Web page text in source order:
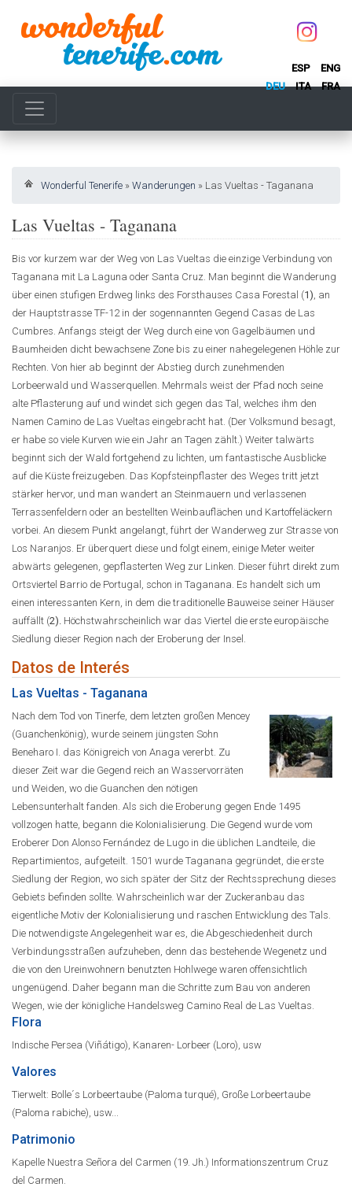
ESP
ENG
DEU
ITA FRA
Wonderful Tenerife » Wanderungen » Las Vueltas - Taganana
Las Vueltas - Taganana
Bis vor kurzem war der Weg von Las Vueltas die einzige Verbindung von
Taganana mit La Laguna oder Santa Cruz. Man beginnt die Wanderung
über einen stufigen Erdweg links des Forsthauses Casa Forestal (1) , an
der Hauptstrasse TF-12 in der sogennannten Gegend Casas de Las
Cumbres. Anfangs steigt der Weg durch eine von Gagelbäumen und
Baumheiden dicht bewachsene Zone bis zu einer nahegelegenen Höhle zur
Rechten. Von hier ab beginnt der Abstieg durch zunehmenden
Lorbeerwald und Wasserquellen. Mehrmals weist der Pfad noch seine
alte Pflasterung auf und windet sich gegen das Tal, welches ihm den
Namen Camino de Las Vueltas eingebracht hat. (Der Volksmund besagt,
er habe so viele Kurven wie ein Jahr an Tagen zählt.) Weiter talwärts
beginnt sich der Wald fortgehend zu lichten, um fantastische Ausblicke
auf die Küste freizugeben. Das Kopfsteinpflaster des Weges tritt jetzt
stärker hervor, und man wandert an Steinmauern und verlassenen
Terrassenfeldern oder an bestellten Weinbauflächen und Kartoffeläckern
vorbei. An diesem Punkt angelangt, führt der Wanderweg zur Strasse von
Los Naranjos. Er überquert diese und folgt einem, einige Meter weiter
abwärts gelegenen, gepflasterten Weg zur Linken. Dieser führt direkt zum
Ortsviertel Barrio de Portugal, schon in Taganana. Es handelt sich um
einen interessanten Kern, in dem die traditionelle Bauweise seiner Häuser
auffällt (2). Höchstwahrscheinlich war das Viertel die erste europäische
Siedlung dieser Region nach der Eroberung der Insel.
Datos de Interés
Las Vueltas - Taganana
Nach dem Tod von Tinerfe, dem letzten großen Mencey
(Guanchenkönig), wurde seinem jüngsten Sohn
Beneharo I. das Königreich von Anaga vererbt. Zu
dieser Zeit war die Gegend reich an Wasservorräten
und Weiden, wo die Guanchen den nötigen
Lebensunterhalt fanden. Als sich die Eroberung gegen Ende 1495
vollzogen hatte, begann die Kolonialisierung. Die Gegend wurde vom
Eroberer Don Alonso Fernández de Lugo in die üblichen Landteile, die
Repartimientos, aufgeteilt. 1501 wurde Taganana gegründet, die erste
Siedlung der Region, wo sich später der Sitz der Rechtssprechung dieses
Gebiets befinden sollte. Wahrscheinlich war der Zuckeranbau das
eigentliche Motiv der Kolonialisierung und raschen Entwicklung des Tals.
Die notwendigste Angelegenheit war es, die Abgeschiedenheit durch
Verbindungsstraßen aufzuheben, denn das bestehende Wegenetz und
die von den Ureinwohnern benutzten Hohlwege waren offensichtlich
ungenügend. Daher begann man die Schritte zum Bau von anderen
Wegen, wie der königliche Handelsweg Camino Real de Las Vueltas.
Flora
Indische Persea (Viñátigo), Kanaren- Lorbeer (Loro), usw
Valores
Tierwelt: Bolle´s Lorbeertaube (Paloma turqué), Große Lorbeertaube
(Paloma rabiche), usw...
Patrimonio
Kapelle Nuestra Señora del Carmen (19. Jh.) Informationszentrum Cruz
del Carmen.